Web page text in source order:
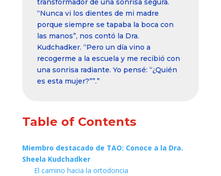
transformador de una sonrisa segura.
“Nunca vi los dientes de mi madre
porque siempre se tapaba la boca con
las manos”, nos contó la Dra.
Kudchadker. “Pero un día vino a
recogerme a la escuela y me recibió con
una sonrisa radiante. Yo pensé: “¿Quién
es esta mujer?””.”
Table of Contents
Miembro destacado de TAO: Conoce a la Dra.
Sheela Kudchadker
El camino hacia la ortodoncia